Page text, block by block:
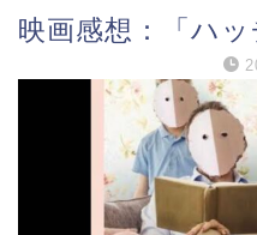
映画感想：「ハッ